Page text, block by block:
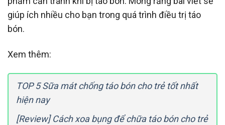
giúp ích nhiều cho bạn trong quá trình điều trị táo
bón.
Xem thêm:
TOP 5 Sữa mát chống táo bón cho trẻ tốt nhất
hiện nay
[Review] Cách xoa bụng để chữa táo bón cho trẻ